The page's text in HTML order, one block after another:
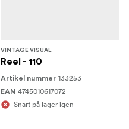
VINTAGE VISUAL
Reel - 110
Artikel nummer 133253
EAN 4745010617072
Snart på lager igen